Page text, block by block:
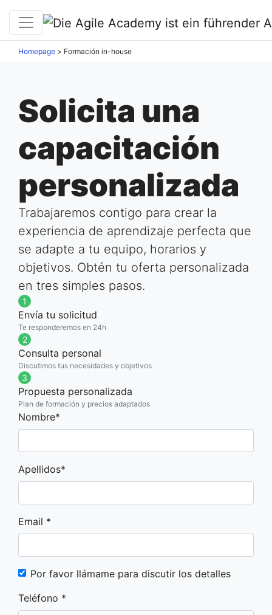
Homepage > Formación in-house
Solicita una
capacitación
personalizada
Trabajaremos contigo para crear la
experiencia de aprendizaje perfecta que
se adapte a tu equipo, horarios y
objetivos. Obtén tu oferta personalizada
en tres simples pasos.
1
Envía tu solicitud
Te responderemos en 24h
2
Consulta personal
Discutimos tus necesidades y objetivos
3
Propuesta personalizada
Plan de formación y precios adaptados
If you
are a
this
Nombre*
Apellidos*
Email *
Por favor llámame para discutir los detalles
Teléfono *